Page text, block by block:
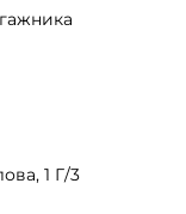
1 Г/3